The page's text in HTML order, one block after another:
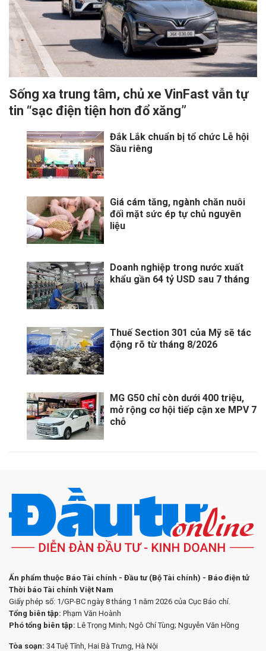
Sống xa trung tâm, chủ xe VinFast vẫn tự
tin “sạc điện tiện hơn đổ xăng”
Đắk Lắk chuẩn bị tổ chức Lễ hội
Sầu riêng
Giá cám tăng, ngành chăn nuôi
đối mặt sức ép tự chủ nguyên
liệu
Doanh nghiệp trong nước xuất
khẩu gần 64 tỷ USD sau 7 tháng
Thuế Section 301 của Mỹ sẽ tác
động rõ từ tháng 8/2026
MG G50 chỉ còn dưới 400 triệu,
mở rộng cơ hội tiếp cận xe MPV 7
chỗ
Ấn phẩm thuộc Báo Tài chính - Đầu tư (Bộ Tài chính) - Báo điện tử
Thời báo Tài chính Việt Nam
Giấy phép số: 1/GP-BC ngày 8 tháng 1 năm 2026 của Cục Báo chí.
Tổng biên tập: Phạm Văn Hoành
Phó tổng biên tập: Lê Trọng Minh; Ngô Chí Tùng; Nguyễn Văn Hồng
Tòa soạn: 34 Tuệ Tĩnh, Hai Bà Trưng, Hà Nội